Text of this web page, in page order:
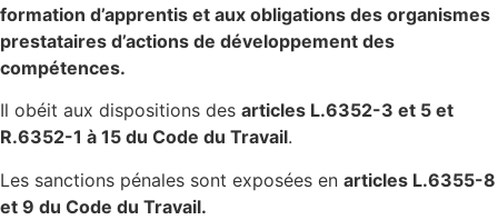
formation d’apprentis et aux obligations des organismes
prestataires d’actions de développement des
compétences.
Il obéit aux dispositions des articles L.6352-3 et 5 et
R.6352-1 à 15 du Code du Travail.
Les sanctions pénales sont exposées en articles L.6355-8
et 9 du Code du Travail.